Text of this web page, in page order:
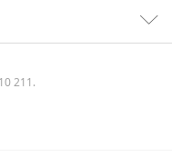
211.